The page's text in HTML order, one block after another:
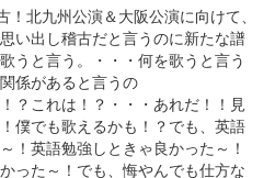
！北九州公演＆大阪公演に向けて、
い出し稽古だと言うのに新たな譜
うと言う。・・・何を歌うと言う
係があると言うの
？これは！？・・・あれだ！！見
僕でも歌えるかも！？でも、英語
！英語勉強しときゃ良かった～！
った～！でも、悔やんでも仕方な